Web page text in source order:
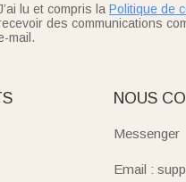
lu et compris la Politique de
des communications
mail.
NOUS
Messenger
Email :